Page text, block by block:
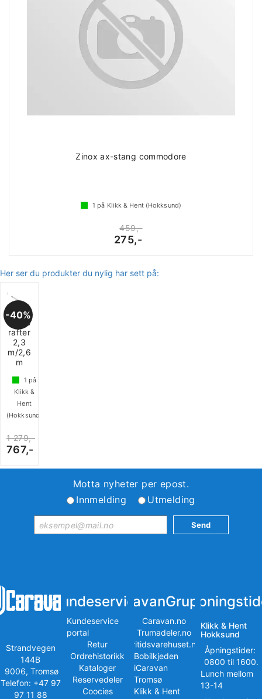
Zinox ax-stang commodore
1 på Klikk & Hent (Hokksund)
459,-
275,-
Her ser du produkter du nylig har sett på:
40%
Thule
rafter
2,3
m/2,6
m
1 på
Klikk &
Hent
(Hokksund)
1 279,-
767,-
Motta nyheter per epost.
Innmelding
Utmelding
Strandvegen
144B
9006, Tromsø
Telefon: +47 97
97 11 88
Kundeservice
Kundeservice
portal
Retur
Ordrehistorikk
Kataloger
Reservedeler
Coocies
iCaravanGruppen
Caravan.no
Trumadeler.no
Fritidsvarehuset.no
Bobilkjeden
iCaravan
Tromsø
Klikk & Hent
Klikk & Hent
Hokksund
Åpningstider:
0800 til 1600.
Lunch mellom
13-14